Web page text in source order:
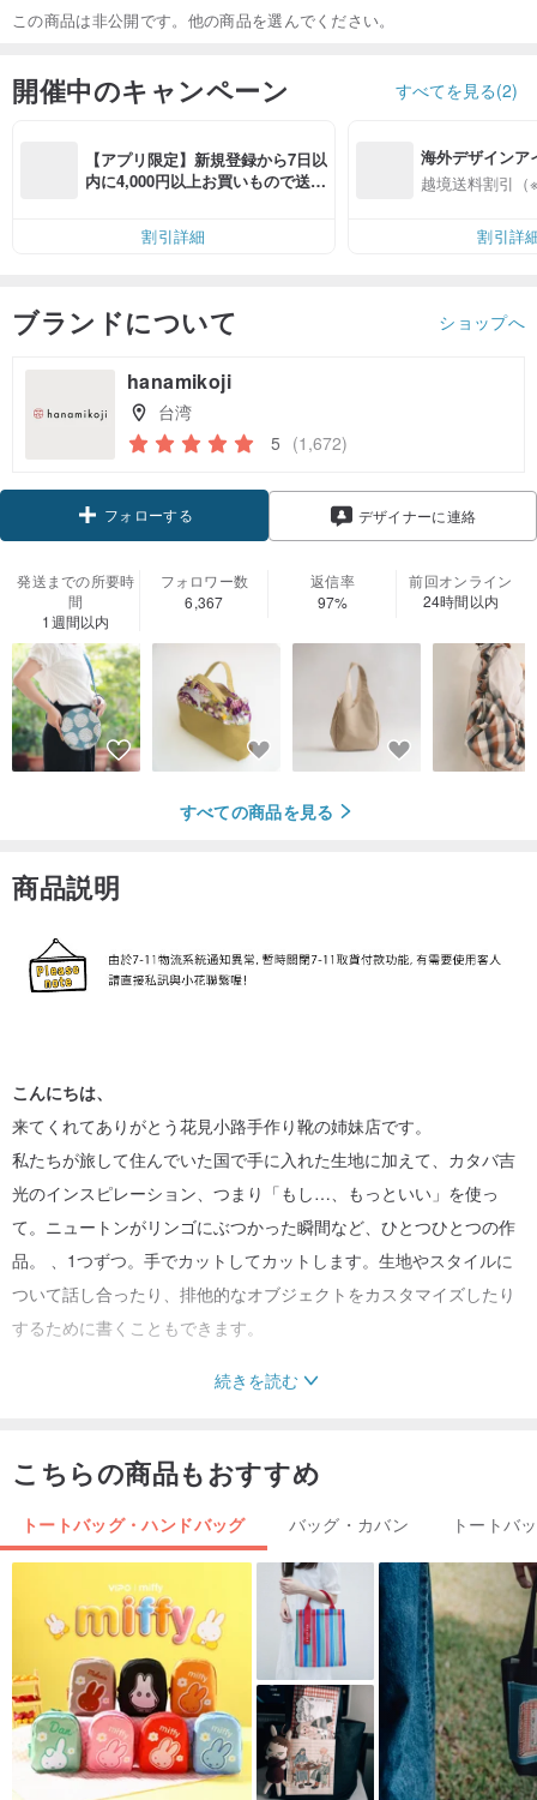
この商品は非公開です。他の商品を選んでください。
開催中のキャンペーン すべてを見る(2)
【アプリ限定】新規登録から7日以
内に4,000円以上お買いもので送料
割引詳細
海外デザインア
入
越境送料割引（
割引詳
ブランドについて ショップへ
hanamikoji
台湾
5 (1,672)
フォローする デザイナーに連絡
発送までの所要時
間
1週間以内
フォロワー数
6,367
返信率
97%
前回オンライン
24時間以内
すべての商品を見る
商品説明
こんにちは、
来てくれてありがとう花見小路手作り靴の姉妹店です。
私たちが旅して住んでいた国で手に入れた生地に加えて、カタバ吉
光のインスピレーション、つまり「もし…、もっといい」を使っ
て。ニュートンがリンゴにぶつかった瞬間など、ひとつひとつの作
品。 、1つずつ。手でカットしてカットします。生地やスタイルに
ついて話し合ったり、排他的なオブジェクトをカスタマイズしたり
するために書くこともできます。
商品名：丸いお弁当箱に適した朝食用収納袋
素材：綿、軽くて薄い、収納性に優れた単層生地
原産地：台湾
続きを読む
こちらの商品もおすすめ
トートバッグ・ハンドバッグ バッグ・カバン トートバ